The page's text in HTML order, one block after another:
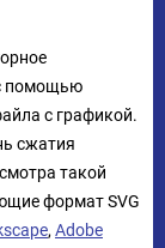
помощью
с графикой.
сжатия
такой
формат SVG
, Adobe